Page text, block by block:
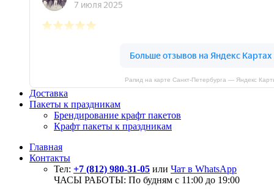
Рапид на карте Санкт‑Петербурга — Яндекс
Доставка
Пакеты к праздникам
Брендирование крафт пакетов
Крафт пакеты к праздникам
Главная
Контакты
Тел: +7 (812) 980-31-05 или Чат в WhatsApp
ЧАСЫ РАБОТЫ: По будням с 11:00 до 19:00